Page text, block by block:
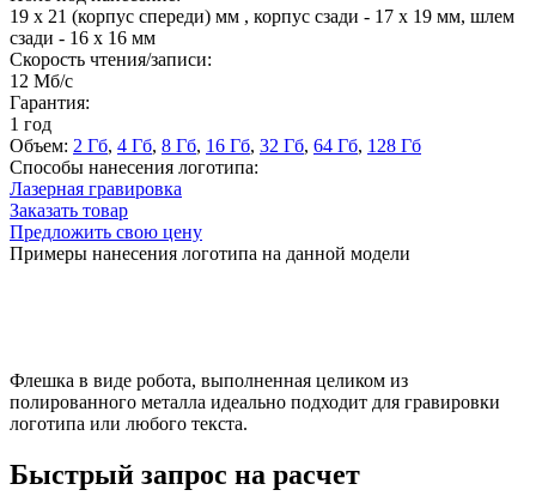
19 x 21 (корпус спереди) мм , корпус сзади - 17 х 19 мм, шлем
сзади - 16 х 16 мм
Скорость чтения/записи:
12 Мб/с
Гарантия:
1 год
Объем: 2 Гб, 4 Гб, 8 Гб, 16 Гб, 32 Гб, 64 Гб, 128 Гб
Способы нанесения логотипа:
Лазерная гравировка
Заказать товар
Предложить свою цену
Примеры нанесения логотипа на данной модели
Флешка в виде робота, выполненная целиком из
полированного металла идеально подходит для гравировки
логотипа или любого текста.
Быстрый запрос на расчет